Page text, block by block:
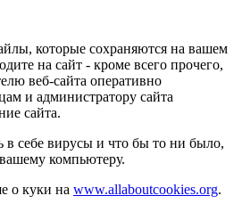
которые сохраняются на вашем
на сайт - кроме всего прочего,
веб-сайта оперативно
и администратору сайта
сайта.
в себе вирусы и что бы то ни было,
компьютеру.
о куки на www.allaboutcookies.org.